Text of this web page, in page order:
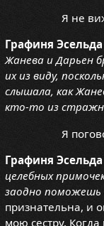
Я не
Графиня
Жанева и Дарьен
их из виду,
слышала, как
кто-то из
Я
Графиня
целебных
заодно поможешь
признательна, и
мою сестру.